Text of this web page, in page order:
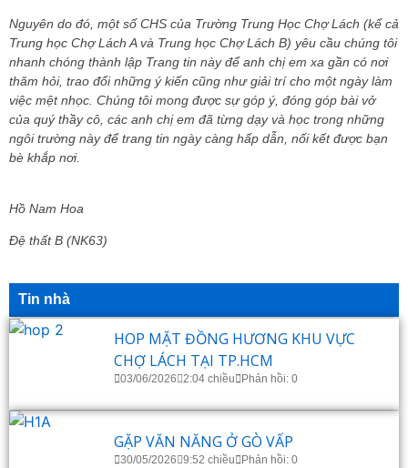
Nguyên do đó, một số CHS của Trường Trung Học Chợ Lách (kể cả
Trung học Chợ Lách A và Trung học Chợ Lách B) yêu cầu chúng tôi
nhanh chóng thành lập Trang tin này để anh chị em xa gần có nơi
thăm hỏi, trao đổi những ý kiến cũng như giải trí cho một ngày làm
việc mệt nhọc. Chúng tôi mong được sự góp ý, đóng góp bài vở
của quý thầy cô, các anh chị em đã từng dạy và học trong những
ngôi trường này để trang tin ngày càng hấp dẫn, nối kết được bạn
bè khắp nơi.
Hồ Nam Hoa
Đệ thất B (NK63)
Tin nhà
HOP MẶT ĐỒNG HƯƠNG KHU VỰC
CHỢ LÁCH TẠI TP.HCM
03/06/2026 2:04 chiều Phản hồi: 0
GẶP VĂN NĂNG Ở GÒ VẤP
30/05/2026 9:52 chiều Phản hồi: 0